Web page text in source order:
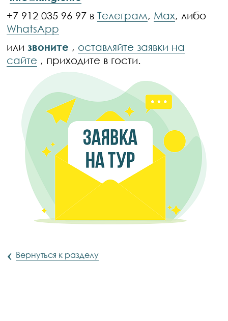
+7 912 035 96 97 вТелеграм, Max, либо
WhatsApp
илизвоните , оставляйте заявки на
сайте , приходите в гости.
‹ Вернуться к разделу